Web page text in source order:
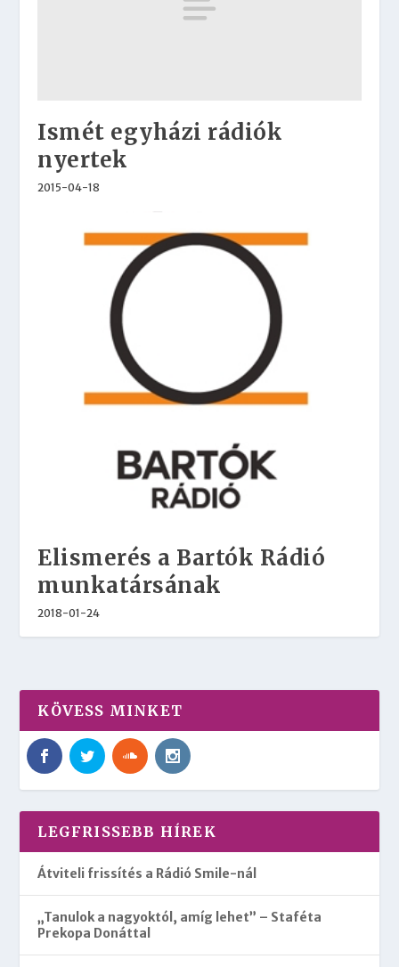
Ismét egyházi rádiók
nyertek
2015-04-18
Elismerés a Bartók Rádió
munkatársának
2018-01-24
KÖVESS MINKET
LEGFRISSEBB HÍREK
Átviteli frissítés a Rádió Smile-nál
„Tanulok a nagyoktól, amíg lehet” – Staféta
Prekopa Donáttal